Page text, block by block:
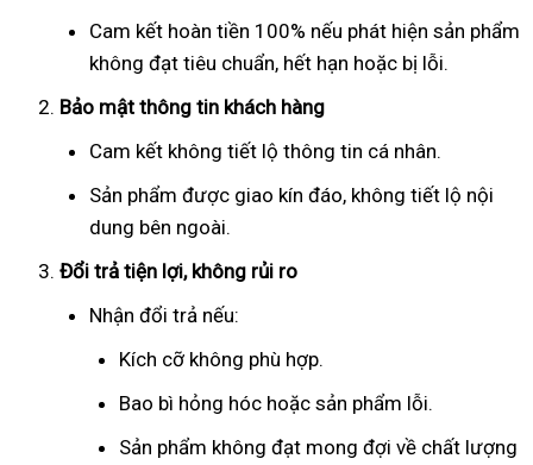
Cam kết hoàn tiền 100% nếu phát hiện sản phẩm
không đạt tiêu chuẩn, hết hạn hoặc bị lỗi.
Bảo mật thông tin khách hàng
Cam kết không tiết lộ thông tin cá nhân.
Sản phẩm được giao kín đáo, không tiết lộ nội
dung bên ngoài.
Đổi trả tiện lợi, không rủi ro
Nhận đổi trả nếu:
Kích cỡ không phù hợp.
Bao bì hỏng hóc hoặc sản phẩm lỗi.
Sản phẩm không đạt mong đợi về chất lượng